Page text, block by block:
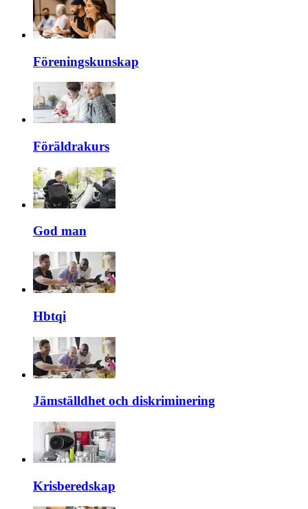
Föreningskunskap
Föräldrakurs
God man
Hbtqi
Jämställdhet och diskriminering
Krisberedskap